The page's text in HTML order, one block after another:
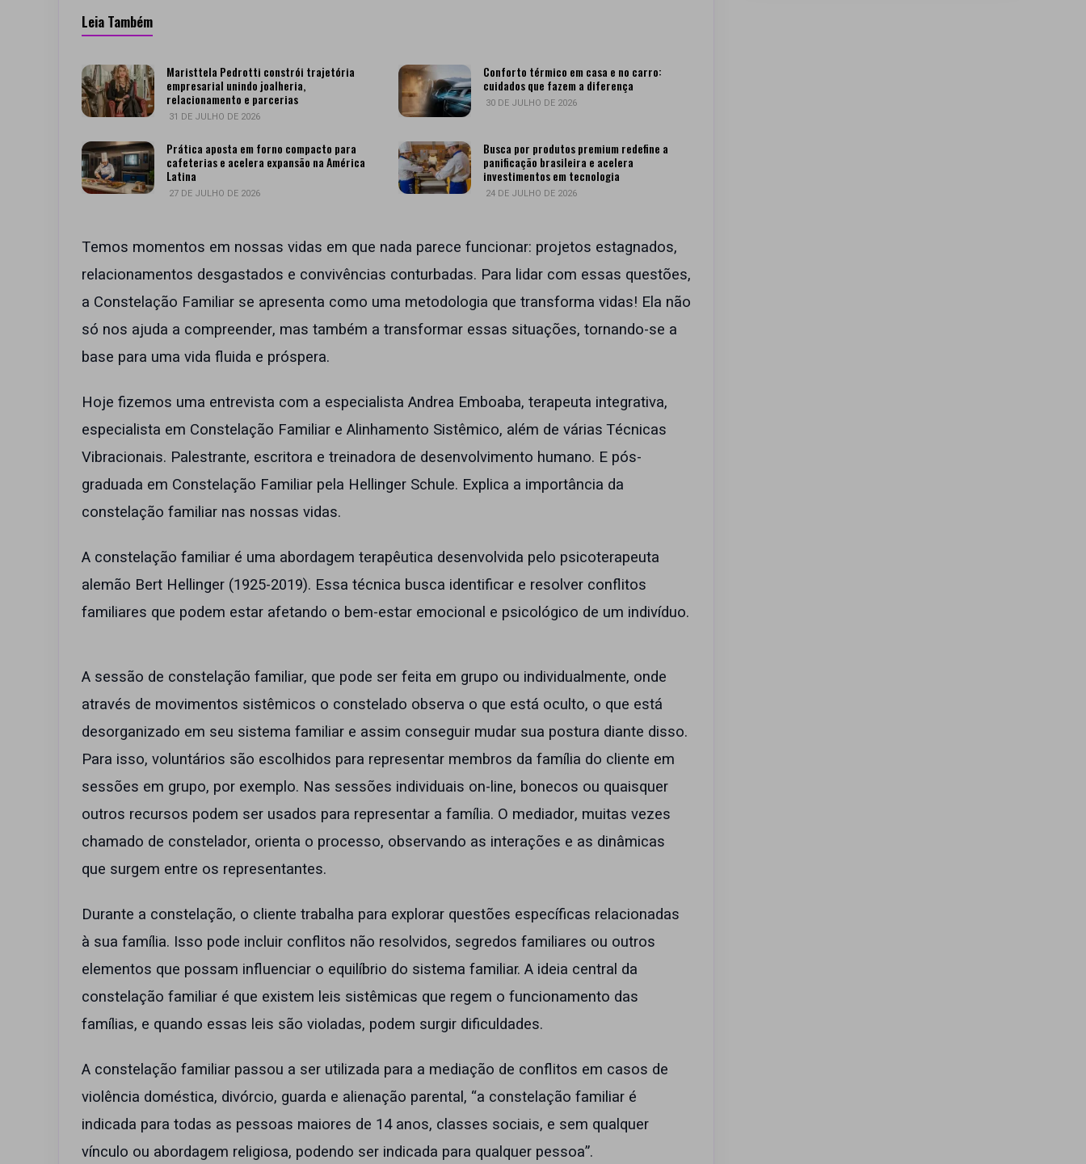
Leia Também
Maristtela Pedrotti constrói trajetória
empresarial unindo joalheria,
relacionamento e parcerias
31 DE JULHO DE 2026
Conforto térmico em casa e no carro:
cuidados que fazem a diferença
30 DE JULHO DE 2026
Prática aposta em forno compacto para
cafeterias e acelera expansão na América
Latina
27 DE JULHO DE 2026
Busca por produtos premium redefine a
panificação brasileira e acelera
investimentos em tecnologia
24 DE JULHO DE 2026
Temos momentos em nossas vidas em que nada parece funcionar: projetos estagnados,
relacionamentos desgastados e convivências conturbadas. Para lidar com essas questões,
a Constelação Familiar se apresenta como uma metodologia que transforma vidas! Ela não
só nos ajuda a compreender, mas também a transformar essas situações, tornando-se a
base para uma vida fluida e próspera.
Hoje fizemos uma entrevista com a especialista Andrea Emboaba, terapeuta integrativa,
especialista em Constelação Familiar e Alinhamento Sistêmico, além de várias Técnicas
Vibracionais. Palestrante, escritora e treinadora de desenvolvimento humano. E pós-
graduada em Constelação Familiar pela Hellinger Schule. Explica a importância da
constelação familiar nas nossas vidas.
A constelação familiar é uma abordagem terapêutica desenvolvida pelo psicoterapeuta
alemão Bert Hellinger (1925-2019). Essa técnica busca identificar e resolver conflitos
familiares que podem estar afetando o bem-estar emocional e psicológico de um indivíduo.
A sessão de constelação familiar, que pode ser feita em grupo ou individualmente, onde
através de movimentos sistêmicos o constelado observa o que está oculto, o que está
desorganizado em seu sistema familiar e assim conseguir mudar sua postura diante disso.
Para isso, voluntários são escolhidos para representar membros da família do cliente em
sessões em grupo, por exemplo. Nas sessões individuais on-line, bonecos ou quaisquer
outros recursos podem ser usados para representar a família. O mediador, muitas vezes
chamado de constelador, orienta o processo, observando as interações e as dinâmicas
que surgem entre os representantes.
Durante a constelação, o cliente trabalha para explorar questões específicas relacionadas
à sua família. Isso pode incluir conflitos não resolvidos, segredos familiares ou outros
elementos que possam influenciar o equilíbrio do sistema familiar. A ideia central da
constelação familiar é que existem leis sistêmicas que regem o funcionamento das
famílias, e quando essas leis são violadas, podem surgir dificuldades.
A constelação familiar passou a ser utilizada para a mediação de conflitos em casos de
violência doméstica, divórcio, guarda e alienação parental, “a constelação familiar é
indicada para todas as pessoas maiores de 14 anos, classes sociais, e sem qualquer
vínculo ou abordagem religiosa, podendo ser indicada para qualquer pessoa”.